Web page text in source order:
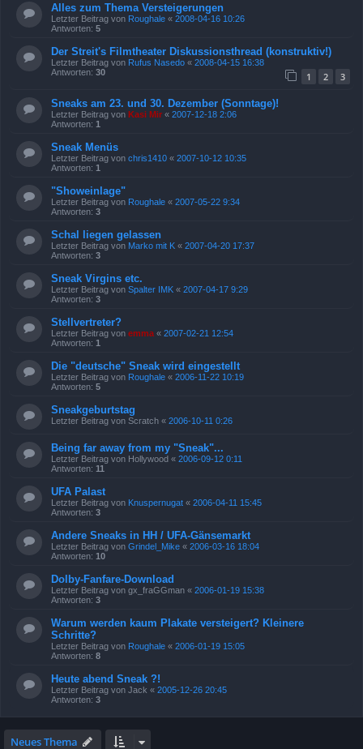
Alles zum Thema Versteigerungen
Letzter Beitrag von Roughale « 2008-04-16 10:26
Antworten: 5
Der Streit's Filmtheater Diskussionsthread (konstruktiv!)
Letzter Beitrag von Rufus Nasedo « 2008-04-15 16:38
Antworten: 30 1 2 3
Sneaks am 23. und 30. Dezember (Sonntage)!
Letzter Beitrag von Kasi Mir « 2007-12-18 2:06
Antworten: 1
Sneak Menüs
Letzter Beitrag von chris1410 « 2007-10-12 10:35
Antworten: 1
"Showeinlage"
Letzter Beitrag von Roughale « 2007-05-22 9:34
Antworten: 3
Schal liegen gelassen
Letzter Beitrag von Marko mit K « 2007-04-20 17:37
Antworten: 3
Sneak Virgins etc.
Letzter Beitrag von Spalter IMK « 2007-04-17 9:29
Antworten: 3
Stellvertreter?
Letzter Beitrag von emma « 2007-02-21 12:54
Antworten: 1
Die "deutsche" Sneak wird eingestellt
Letzter Beitrag von Roughale « 2006-11-22 10:19
Antworten: 5
Sneakgeburtstag
Letzter Beitrag von Scratch « 2006-10-11 0:26
Being far away from my "Sneak"...
Letzter Beitrag von Hollywood « 2006-09-12 0:11
Antworten: 11
UFA Palast
Letzter Beitrag von Knuspernugat « 2006-04-11 15:45
Antworten: 3
Andere Sneaks in HH / UFA-Gänsemarkt
Letzter Beitrag von Grindel_Mike « 2006-03-16 18:04
Antworten: 10
Dolby-Fanfare-Download
Letzter Beitrag von gx_fraGGman « 2006-01-19 15:38
Antworten: 3
Warum werden kaum Plakate versteigert? Kleinere
Schritte?
Letzter Beitrag von Roughale « 2006-01-19 15:05
Antworten: 8
Heute abend Sneak ?!
Letzter Beitrag von Jack « 2005-12-26 20:45
Antworten: 3
Neues Thema